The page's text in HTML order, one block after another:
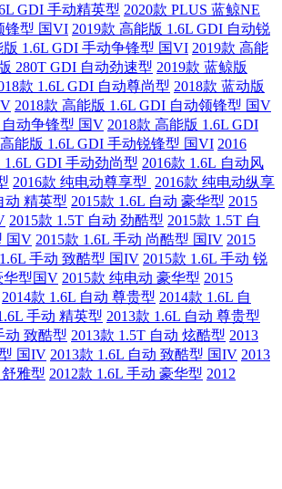
GDI 手动精英型 2020款 PLUS 蓝鲸NE
锋型 国VI 2019款 高能版 1.6L GDI 自动锐
版 1.6L GDI 手动争锋型 国VI 2019款 高能
280T GDI 自动劲速型 2019款 蓝鲸版
款 1.6L GDI 自动尊尚型 2018款 蓝动版
2018款 高能版 1.6L GDI 自动领锋型 国V
自动争锋型 国V 2018款 高能版 1.6L GDI
高能版 1.6L GDI 手动锐锋型 国VI 2016
1.6L GDI 手动劲尚型 2016款 1.6L 自动风
2016款 纯电动尊享型 2016款 纯电动纵享
动 精英型 2015款 1.6L 自动 豪华型 2015
2015款 1.5T 自动 劲酷型 2015款 1.5T 自
国V 2015款 1.6L 手动 尚酷型 国IV 2015
手动 致酷型 国IV 2015款 1.6L 手动 锐
华型国V 2015款 纯电动 豪华型 2015
2014款 1.6L 自动 尊贵型 2014款 1.6L 自
手动 精英型 2013款 1.6L 自动 尊贵型
动 致酷型 2013款 1.5T 自动 炫酷型 2013
国IV 2013款 1.6L 自动 致酷型 国IV 2013
雅型 2012款 1.6L 手动 豪华型 2012